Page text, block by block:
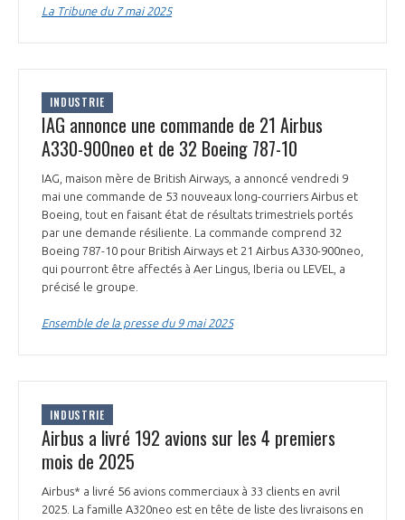
La Tribune du 7 mai 2025
INDUSTRIE
IAG annonce une commande de 21 Airbus
A330-900neo et de 32 Boeing 787-10
IAG, maison mère de British Airways, a annoncé vendredi 9
mai une commande de 53 nouveaux long-courriers Airbus et
Boeing, tout en faisant état de résultats trimestriels portés
par une demande résiliente. La commande comprend 32
Boeing 787-10 pour British Airways et 21 Airbus A330-900neo,
qui pourront être affectés à Aer Lingus, Iberia ou LEVEL, a
précisé le groupe.
Ensemble de la presse du 9 mai 2025
INDUSTRIE
Airbus a livré 192 avions sur les 4 premiers
mois de 2025
Airbus* a livré 56 avions commerciaux à 33 clients en avril
2025. La famille A320neo est en tête de liste des livraisons en